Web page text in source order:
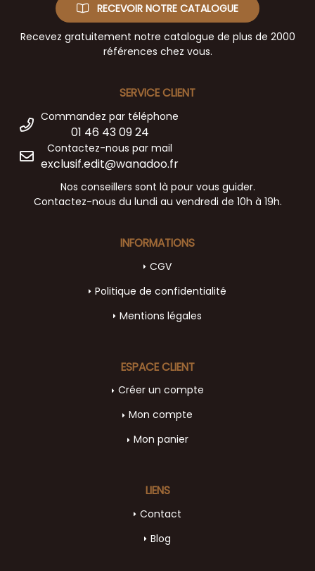
RECEVOIR NOTRE CATALOGUE
Recevez gratuitement notre catalogue de plus de 2000
références chez vous.
SERVICE CLIENT
Commandez par téléphone
01 46 43 09 24
Contactez-nous par mail
exclusif.edit@wanadoo.fr
Nos conseillers sont là pour vous guider.
Contactez-nous du lundi au vendredi de 10h à 19h.
INFORMATIONS
CGV
Politique de confidentialité
Mentions légales
LIENS
Contact
Blog
ESPACE CLIENT
Créer un compte
Mon compte
Mon panier